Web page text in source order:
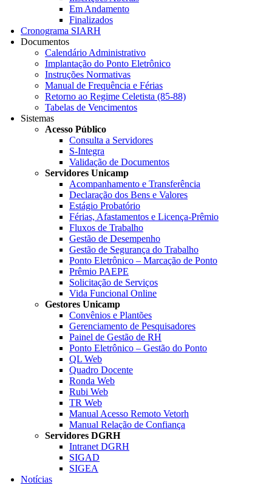
Em Andamento
Finalizados
Cronograma SIARH
Documentos
Calendário Administrativo
Implantação do Ponto Eletrônico
Instruções Normativas
Manual de Frequência e Férias
Retorno ao Regime Celetista (85-88)
Tabelas de Vencimentos
Sistemas
Acesso Público
Consulta a Servidores
S-Integra
Validação de Documentos
Servidores Unicamp
Acompanhamento e Transferência
Declaração dos Bens e Valores
Estágio Probatório
Férias, Afastamentos e Licença-Prêmio
Fluxos de Trabalho
Gestão de Desempenho
Gestão de Segurança do Trabalho
Ponto Eletrônico – Marcação de Ponto
Prêmio PAEPE
Solicitação de Serviços
Vida Funcional Online
Gestores Unicamp
Convênios e Plantões
Gerenciamento de Pesquisadores
Painel de Gestão de RH
Ponto Eletrônico – Gestão do Ponto
QL Web
Quadro Docente
Ronda Web
Rubi Web
TR Web
Manual Acesso Remoto Vetorh
Manual Relação de Confiança
Servidores DGRH
Intranet DGRH
SIGAD
SIGEA
Notícias